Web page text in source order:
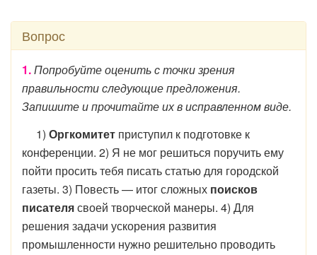
Вопрос
1.Попробуйте оценить с точки зрения
правильности следующие предложения.
Запишите и прочитайте их в исправленном виде.
1) Оргкомитет приступил к подготовке к
конференции. 2) Я не мог решиться поручить ему
пойти просить тебя писать статью для городской
газеты. 3) Повесть — итог сложных поисков
писателясвоей творческой манеры. 4) Для
решения задачи ускорения развития
промышленности нужно решительно проводить